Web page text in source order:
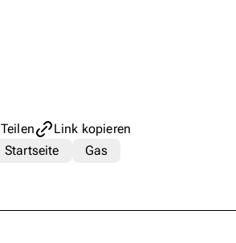
Teilen
Link kopieren
Startseite
Gas